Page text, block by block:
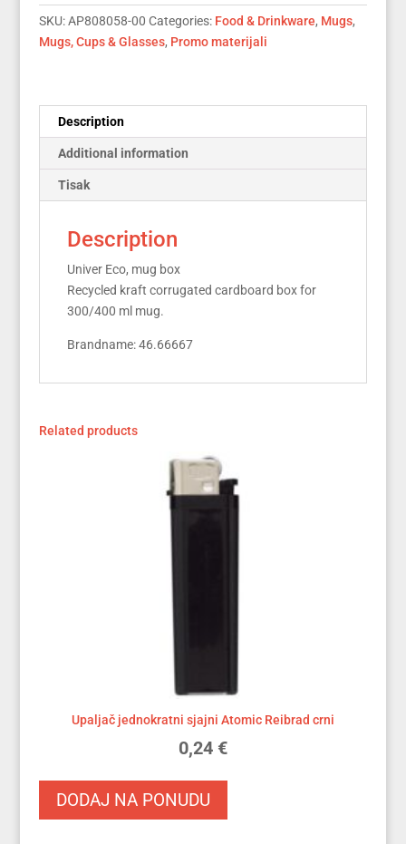
SKU:AP808058-00 Categories: Food & Drinkware, Mugs,
Mugs, Cups & Glasses, Promo materijali
Description
Additional information
Tisak
Description
Univer Eco, mug box
Recycled kraft corrugated cardboard box for
300/400 ml mug.
Brandname: 46.66667
Related products
Upaljač jednokratni sjajni Atomic Reibrad crni
0,24 €
DODAJ NA PONUDU